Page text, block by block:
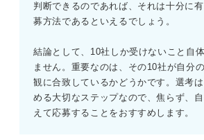
判断できるのであれば、それは十分に
募方法であるといえるでしょう。
結論として、10社しか受けないこと自
ません。重要なのは、その10社が自分
観に合致しているかどうかです。選考
める大切なステップなので、焦らず、
えて応募することをおすすめします。